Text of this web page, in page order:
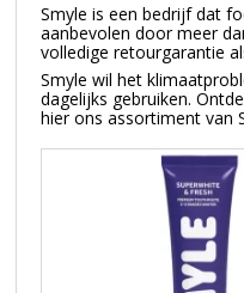
Smyle is een bedrijf dat
aanbevolen door meer
volledige retourgarantie
Smyle wil het
dagelijks gebruiken.
hier ons assortiment van